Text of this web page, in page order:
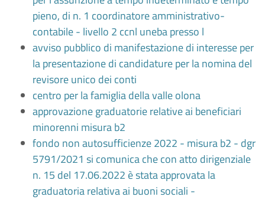
pieno, di n. 1 coordinatore amministrativo-
contabile - livello 2 ccnl uneba presso l
avviso pubblico di manifestazione di interesse per
la presentazione di candidature per la nomina del
revisore unico dei conti
centro per la famiglia della valle olona
approvazione graduatorie relative ai beneficiari
minorenni misura b2
fondo non autosufficienze 2022 - misura b2 - dgr
5791/2021 si comunica che con atto dirigenziale
n. 15 del 17.06.2022 è stata approvata la
graduatoria relativa ai buoni sociali -